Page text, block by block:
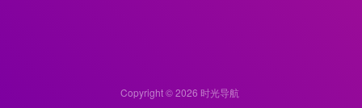
Copyright © 2026 时光导航